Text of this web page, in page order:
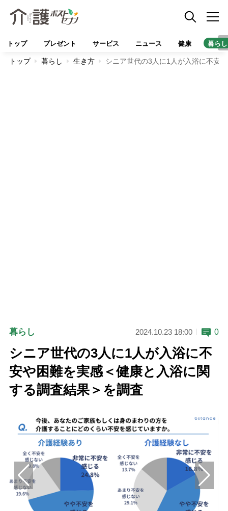
トップ プレゼント サービス ニュース 健康 暮らし
トップ 暮らし 生き方 シニア世代の3人に1人が入浴に不安
暮らし 2024.10.23 18:00 0
シニア世代の3人に1人が入浴に不
安や困難を実感＜健康と入浴に関
する調査結果＞を調査